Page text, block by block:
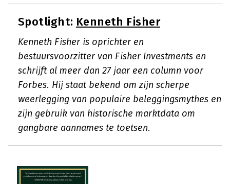
Spotlight: Kenneth Fisher
Kenneth Fisher is oprichter en
bestuursvoorzitter van Fisher Investments en
schrijft al meer dan 27 jaar een column voor
Forbes. Hij staat bekend om zijn scherpe
weerlegging van populaire beleggingsmythes en
zijn gebruik van historische marktdata om
gangbare aannames te toetsen.